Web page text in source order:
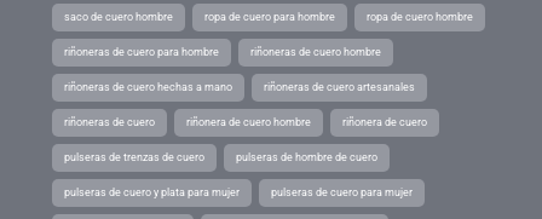
saco de cuero hombre ropa de cuero para hombre ropa de cuero hombre
riñoneras de cuero para hombre riñoneras de cuero hombre
riñoneras de cuero hechas a mano riñoneras de cuero artesanales
riñoneras de cuero riñonera de cuero hombre riñonera de cuero
pulseras de trenzas de cuero pulseras de hombre de cuero
pulseras de cuero y plata para mujer pulseras de cuero para mujer